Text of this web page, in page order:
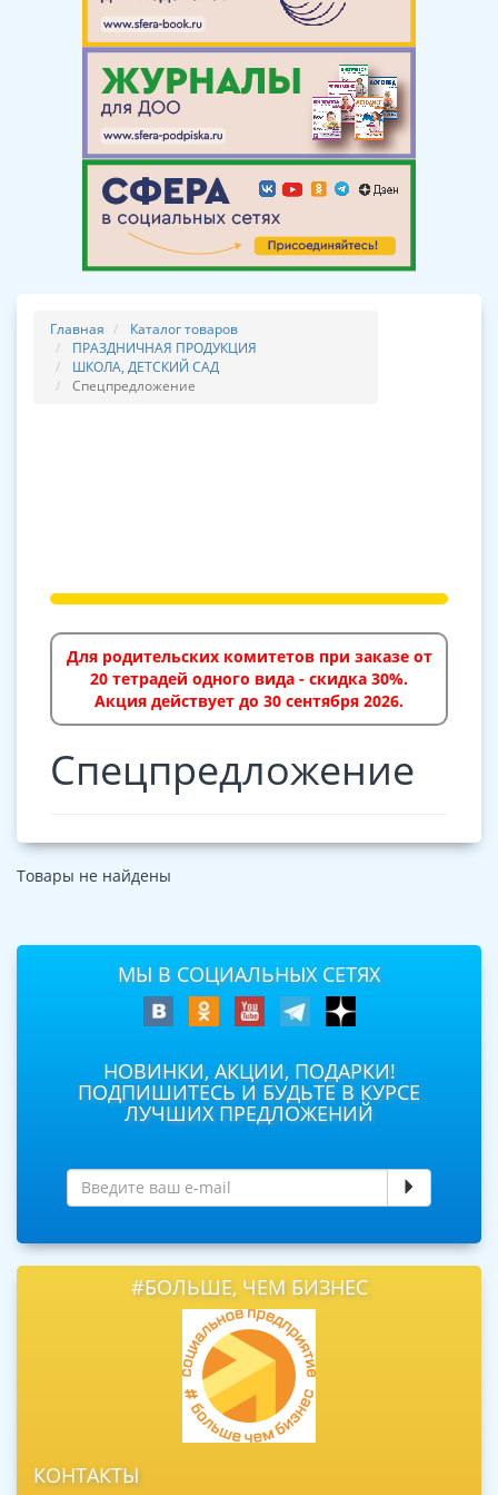
Главная
Каталог товаров
ПРАЗДНИЧНАЯ ПРОДУКЦИЯ
ШКОЛА, ДЕТСКИЙ САД
Спецпредложение
Для родительских комитетов при заказе от
20 тетрадей одного вида - скидка 30%.
Акция действует до 30 сентября 2026.
Спецпредложение
Товары не найдены
МЫ В СОЦИАЛЬНЫХ СЕТЯХ
НОВИНКИ, АКЦИИ, ПОДАРКИ!
ПОДПИШИТЕСЬ И БУДЬТЕ В КУРСЕ
ЛУЧШИХ ПРЕДЛОЖЕНИЙ
#БОЛЬШЕ, ЧЕМ БИЗНЕС
КОНТАКТЫ